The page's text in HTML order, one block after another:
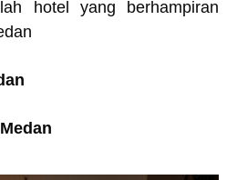
hotel yang berhampiran